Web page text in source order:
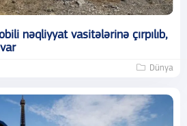
nəqliyyat vasitələrinə çırpılıb,
Dünya